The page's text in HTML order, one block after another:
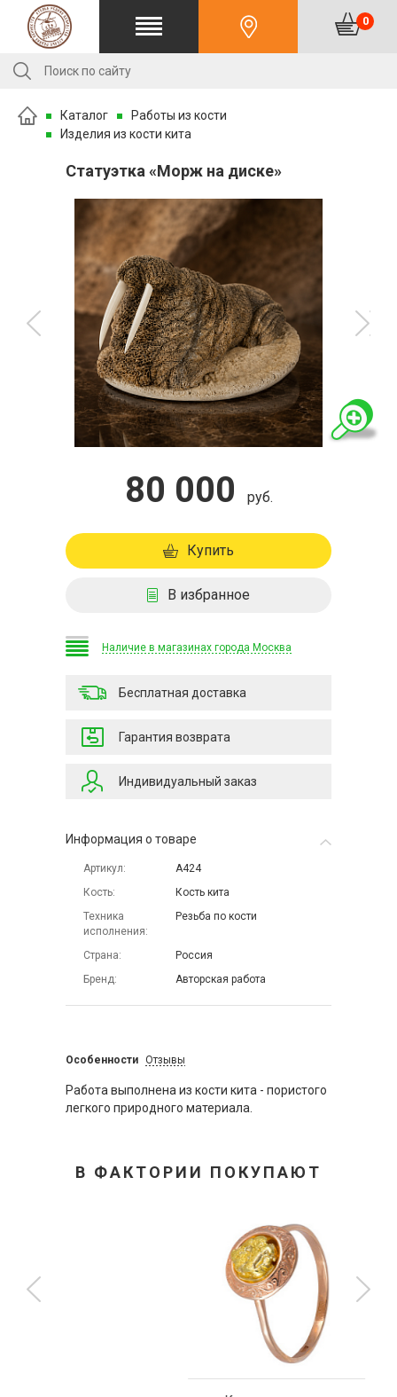
0
Каталог
Работы из кости
Изделия из кости кита
Статуэтка «Морж на диске»
80 000 руб.
Купить
В избранное
Наличие в магазинах города Москва
Бесплатная доставка
Гарантия возврата
Индивидуальный заказ
Информация о товаре
Артикул
А424
Кость
Кость кита
Техника
исполнения
Резьба по кости
Страна
Россия
Бренд
Авторская работа
Особенности Отзывы
Работа выполнена из кости кита - пористого
легкого природного материала.
В ФАКТОРИИ ПОКУПАЮТ